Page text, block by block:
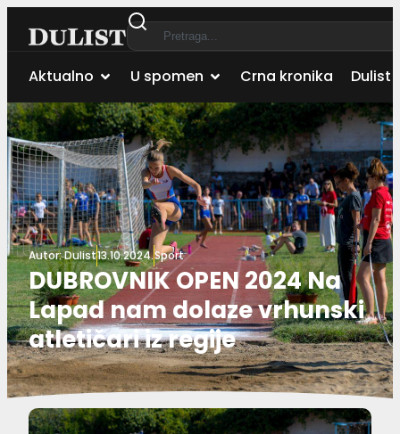
Aktualno U spomen Crna kronika Dulist
Autor:Dulist13.10.2024.Sport
DUBROVNIK OPEN 2024 Na
Lapad nam dolaze vrhunski
atletičari iz regije